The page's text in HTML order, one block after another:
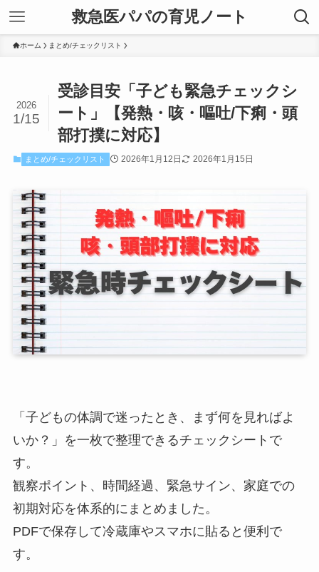
救急医パパの育児ノート
ホーム まとめ/チェックリスト
受診目安「子ども緊急チェックシ
ート」【発熱・咳・嘔吐/下痢・頭
部打撲に対応】
2026
1/15
まとめ/チェックリスト 2026年1月12日 2026年1月15日
「子どもの体調で迷ったとき、まず何を見ればよ
いか？」を一枚で整理できるチェックシートで
す。
観察ポイント、時間経過、緊急サイン、家庭での
初期対応を体系的にまとめました。
PDFで保存して冷蔵庫やスマホに貼ると便利で
す。